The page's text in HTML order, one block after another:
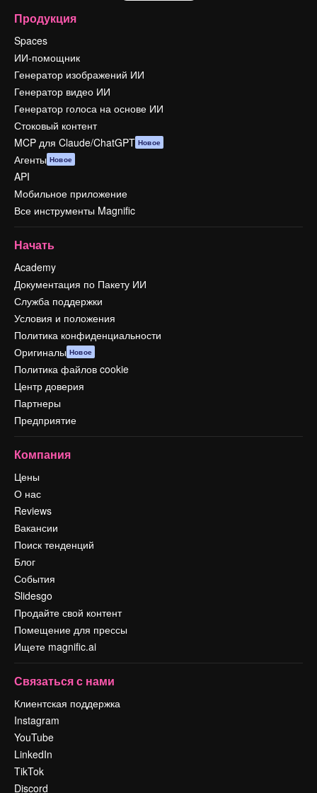
Продукция
Spaces
ИИ-помощник
Генератор изображений ИИ
Генератор видео ИИ
Генератор голоса на основе ИИ
Стоковый контент
MCP для Claude/ChatGPT Новое
Агенты Новое
API
Мобильное приложение
Все инструменты Magnific
Начать
Academy
Документация по Пакету ИИ
Служба поддержки
Условия и положения
Политика конфиденциальности
Оригиналы Новое
Политика файлов cookie
Центр доверия
Партнеры
Предприятие
Компания
Цены
О нас
Reviews
Вакансии
Поиск тенденций
Блог
События
Slidesgo
Продайте свой контент
Помещение для прессы
Ищете magnific.ai
Связаться с нами
Клиентская поддержка
Instagram
YouTube
LinkedIn
TikTok
Discord